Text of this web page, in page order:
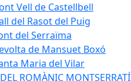
Vell de Castellbell
del Rasot del Puig
del Serraïma
de Mansuet Boxó
Maria del Vilar
ROMÀNIC MONTSERRATÍ